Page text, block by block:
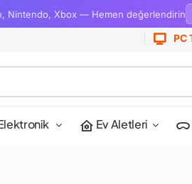
Nintendo, Xbox — Hemen değerlendirin
PC
Ev Aletleri